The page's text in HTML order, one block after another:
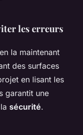
les erreurs
la maintenant
des surfaces
en lisant les
garantit une
sécurité.